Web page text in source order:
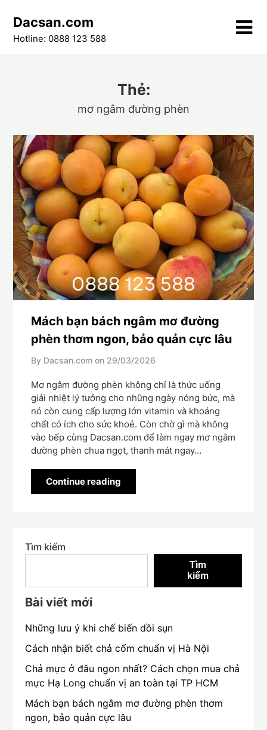
content
Dacsan.com
Hotline: 0888 123 588
Thẻ:
mơ ngâm đường phèn
Mách bạn bách ngâm mơ đường
phèn thơm ngon, bảo quản cực lâu
By Dacsan.com on 29/03/2026
Mơ ngâm đường phèn không chỉ là thức uống
giải nhiệt lý tưởng cho những ngày nóng bức, mà
nó còn cung cấp lượng lớn vitamin và khoáng
chất có ích cho sức khoẻ. Còn chờ gì mà không
vào bếp cùng Dacsan.com để làm ngay mơ ngâm
đường phèn chua ngọt, thanh mát ngay…
Continue reading
Tìm kiếm
Tìm
kiếm
Bài viết mới
Những lưu ý khi chế biến dồi sụn
Cách nhận biết chả cốm chuẩn vị Hà Nội
Chả mực ở đâu ngon nhất? Cách chọn mua chả
mực Hạ Long chuẩn vị an toàn tại TP HCM
Mách bạn bách ngâm mơ đường phèn thơm
ngon, bảo quản cực lâu